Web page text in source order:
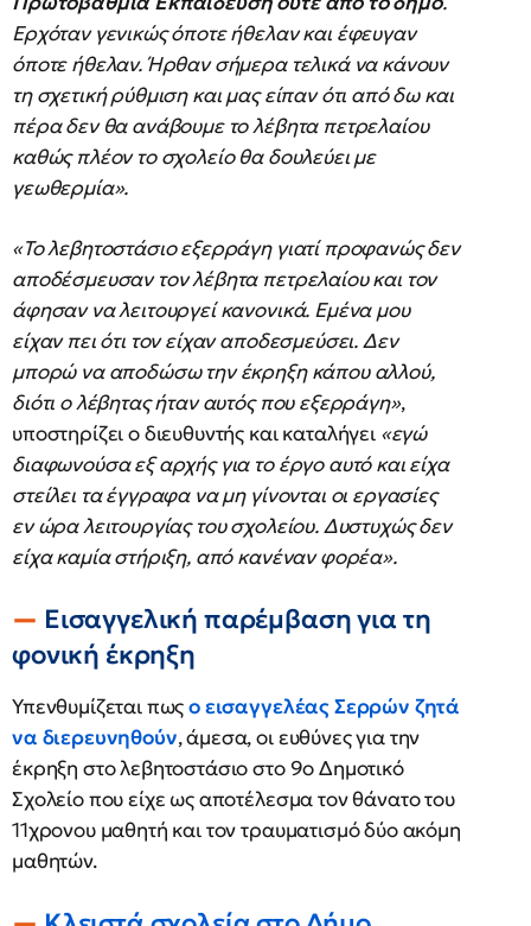
Ερχόταν γενικώς όποτε ήθελαν και έφευγαν
όποτε ήθελαν. Ήρθαν σήμερα τελικά να κάνουν
τη σχετική ρύθμιση και μας είπαν ότι από δω και
πέρα δεν θα ανάβουμε το λέβητα πετρελαίου
καθώς πλέον το σχολείο θα δουλεύει με
γεωθερμία».
«Το λεβητοστάσιο εξερράγη γιατί προφανώς δεν
αποδέσμευσαν τον λέβητα πετρελαίου και τον
άφησαν να λειτουργεί κανονικά. Εμένα μου
είχαν πει ότι τον είχαν αποδεσμεύσει. Δεν
μπορώ να αποδώσω την έκρηξη κάπου αλλού,
διότι ο λέβητας ήταν αυτός που εξερράγη»,
υποστηρίζει ο διευθυντής και καταλήγει «εγώ
διαφωνούσα εξ αρχής για το έργο αυτό και είχα
στείλει τα έγγραφα να μη γίνονται οι εργασίες
εν ώρα λειτουργίας του σχολείου. Δυστυχώς δεν
είχα καμία στήριξη, από κανέναν φορέα».
Εισαγγελική παρέμβαση για τη
φονική έκρηξη
Υπενθυμίζεται πωςο εισαγγελέας Σερρών ζητά
να διερευνηθούν, άμεσα, οι ευθύνες για την
έκρηξη στο λεβητοστάσιο στο 9ο Δημοτικό
Σχολείο που είχε ως αποτέλεσμα τον θάνατο του
11χρονου μαθητή και τον τραυματισμό δύο ακόμη
μαθητών.